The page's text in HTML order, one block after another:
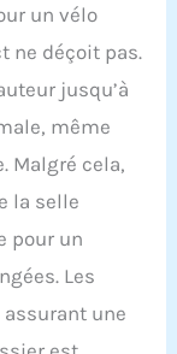
et
】Le
est
fabriqué
doux
pour
les
En
le
la
vous
un vélo
ne déçoit pas.
jusqu’à
même
Malgré cela,
la selle
pour un
Les
une